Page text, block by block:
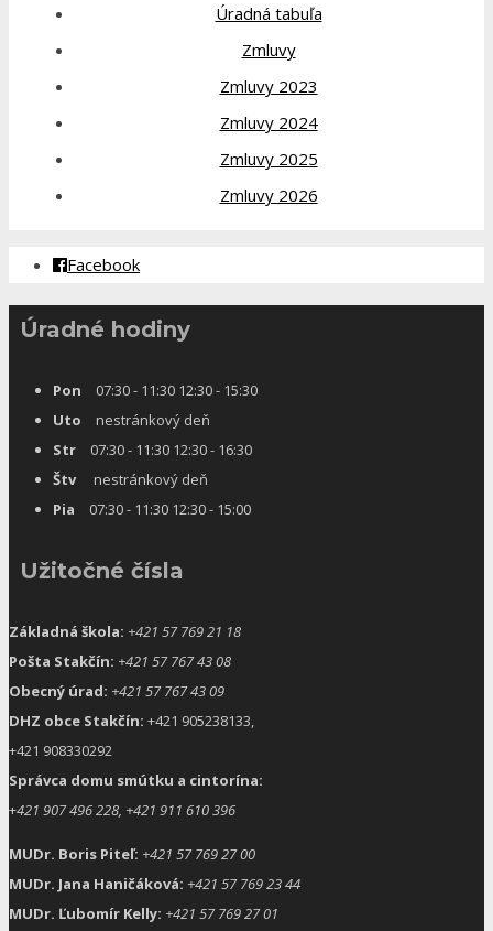
Úradná tabuľa
Zmluvy
Zmluvy 2023
Zmluvy 2024
Zmluvy 2025
Zmluvy 2026
Facebook
Úradné hodiny
Pon 07:30 - 11:30 12:30 - 15:30
Uto nestránkový deň
Str 07:30 - 11:30 12:30 - 16:30
Štvnestránkový deň
Pia 07:30 - 11:30 12:30 - 15:00
Užitočné čísla
Základná škola: +421 57 769 21 18
Pošta Stakčín: +421 57 767 43 08
Obecný úrad: +421 57 767 43 09
DHZ obce Stakčín: +421 905238133,
+421 908330292
Správca domu smútku a cintorína:
+421 907 496 228, +421 911 610 396
MUDr. Boris Piteľ: +421 57 769 27 00
MUDr. Jana Haničáková: +421 57 769 23 44
MUDr. Ľubomír Kelly: +421 57 769 27 01